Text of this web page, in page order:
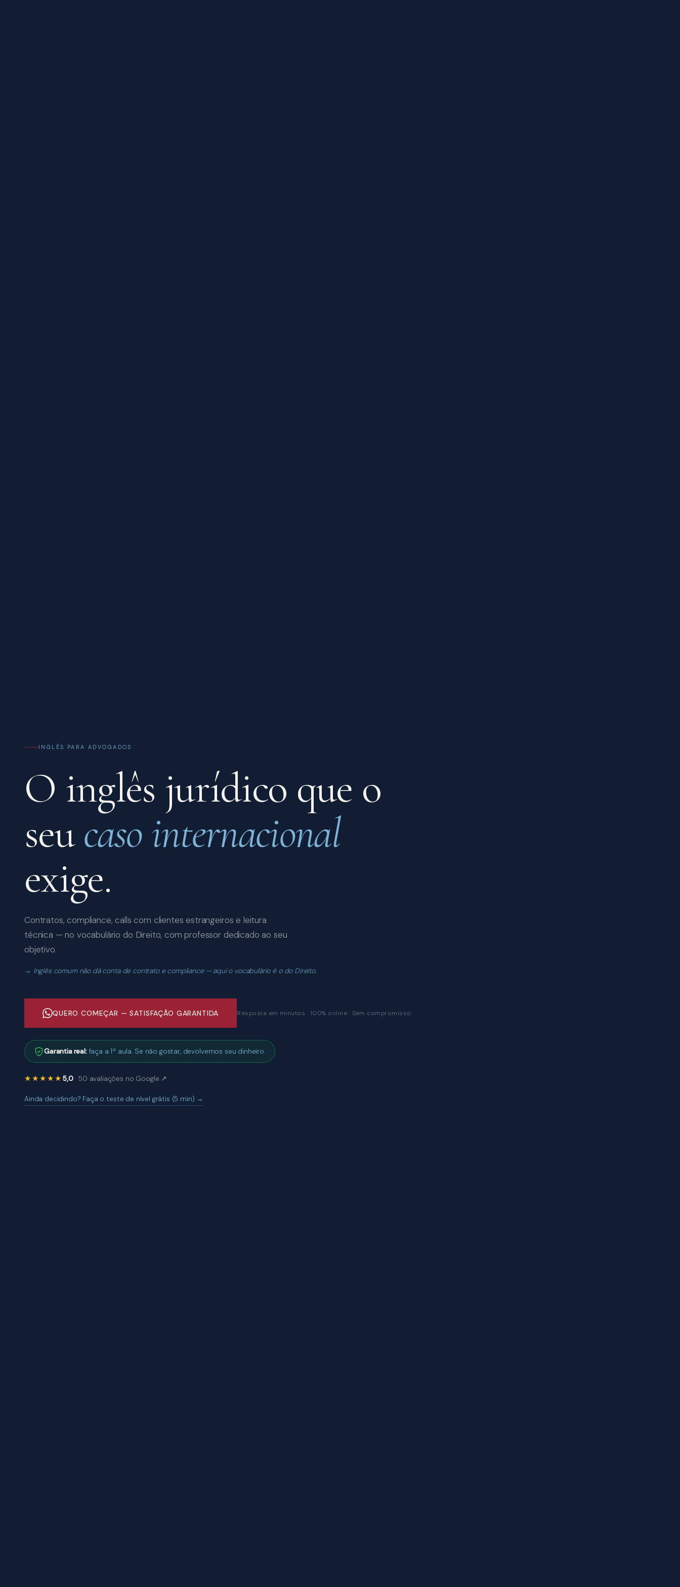
INGLÊS PARA ADVOGADOS
O inglês jurídico que o
seucaso internacional
exige.
Contratos, compliance, calls com clientes estrangeiros e leitura
técnica — no vocabulário do Direito, com professor dedicado ao seu
objetivo.
Inglês comum não dá conta de contrato e compliance — aqui o vocabulário é o do Direito.
QUERO COMEÇAR — SATISFAÇÃO GARANTIDA Resposta em minutos · 100% online · Sem compromisso
Garantia real:faça a 1ª aula. Se não gostar, devolvemos seu dinheiro.
★★★★★ 5,0· 50 avaliações no Google ↗
Ainda decidindo? Faça o teste de nível grátis (5 min) →